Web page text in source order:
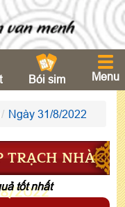
Bói sim Menu
Ngày 31/8/2022
TRẠCH NHÀ
2022
tốt nhất